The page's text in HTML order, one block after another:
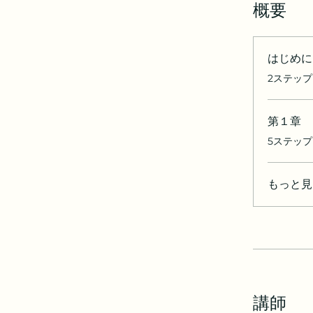
概要
はじめに
.2ステップ
第１章
.5ステップ
もっと
講師